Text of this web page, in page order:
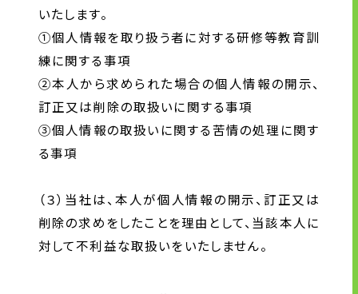
いたします。
①個人情報を取り扱う者に対する研修等教育訓
練に関する事項
②本人から求められた場合の個人情報の開示、
訂正又は削除の取扱いに関する事項
③個人情報の取扱いに関する苦情の処理に関す
る事項
（３）当社は、本人が個人情報の開示、訂正又は
削除の求めをしたことを理由として、当該本人に
対して不利益な取扱いをいたしません。